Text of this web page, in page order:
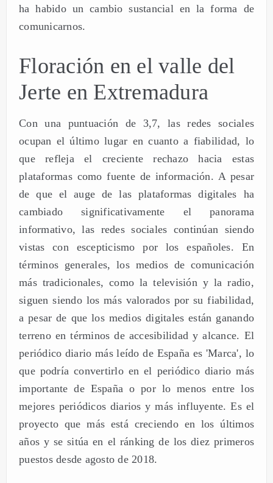
ha habido un cambio sustancial en la forma de
comunicarnos.
Floración en el valle del
Jerte en Extremadura
Con una puntuación de 3,7, las redes sociales
ocupan el último lugar en cuanto a fiabilidad, lo
que refleja el creciente rechazo hacia estas
plataformas como fuente de información. A pesar
de que el auge de las plataformas digitales ha
cambiado significativamente el panorama
informativo, las redes sociales continúan siendo
vistas con escepticismo por los españoles. En
términos generales, los medios de comunicación
más tradicionales, como la televisión y la radio,
siguen siendo los más valorados por su fiabilidad,
a pesar de que los medios digitales están ganando
terreno en términos de accesibilidad y alcance. El
periódico diario más leído de España es 'Marca', lo
que podría convertirlo en el periódico diario más
importante de España o por lo menos entre los
mejores periódicos diarios y más influyente. Es el
proyecto que más está creciendo en los últimos
años y se sitúa en el ránking de los diez primeros
puestos desde agosto de 2018.